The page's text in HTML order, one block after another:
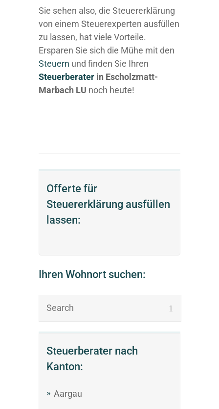
Offerte für
Steuererklärung ausfüllen
lassen:
Ihren Wohnort suchen:
Steuerberater nach
Kanton:
Aargau
Sie sehen also, die Steuererklärung
von einem Steuerexperten ausfüllen
zu lassen, hat viele Vorteile.
Ersparen Sie sich die Mühe mit den
Steuern und finden Sie Ihren
Steuerberater in Escholzmatt-
Marbach LU noch heute!